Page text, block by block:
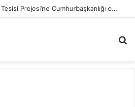
Erikli Atık Su Arıtma Tesisi Projesi’ne Cumhurbaşkanlığı onayı
...